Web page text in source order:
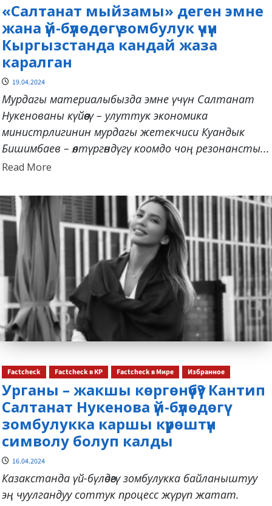
«Салтанат мыйзамы» деген эмне
жана үй-бүлөдөгү зомбулук үчүн
Кыргызстанда кандай жаза
каралган
19.04.2024
Мурдагы материалыбызда эмне үчүн Салтанат
Нукенованы күйөөсү – улуттук экономика
министрлигинин мурдагы жетекчиси Куандык
Бишимбаев – өлтүргөндүгү коомдо чоң резонансты...
Read MoreRead
about
Factcheck Factcheck в КР Factcheck в Мире Избранное
Урганы – жакшы көргөнүбү? Кантип
Салтанат Нукенова үй-бүлөдөгү
зомбулукка каршы күрөштүн
символу болуп калды
16.04.2024
Казакстанда үй-бүлөдөгү зомбулукка байланыштуу
эң чуулгандуу соттук процесс жүрүп жатат.